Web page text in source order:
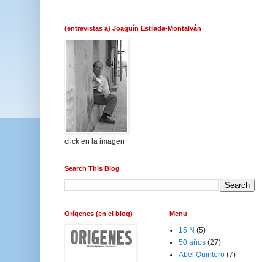
(entrevistas a) Joaquín Estrada-Montalván
click en la imagen
Search This Blog
Orígenes (en el blog) Menu
15 N (5)
50 años (27)
Abel Quintero (7)